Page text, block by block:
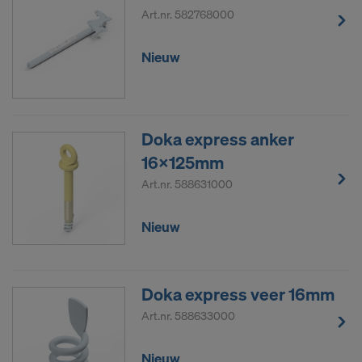
Art.nr. 582768000
Nieuw
Doka express anker
16x125mm
Art.nr. 588631000
Nieuw
Doka express veer 16mm
Art.nr. 588633000